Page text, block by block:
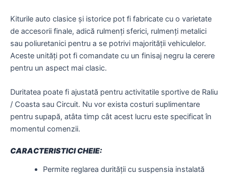
Kiturile auto clasice și istorice pot fi fabricate cu o varietate
de accesorii finale, adică rulmenți sferici, rulmenți metalici
sau poliuretanici pentru a se potrivi majorității vehiculelor.
Aceste unități pot fi comandate cu un finisaj negru la cerere
pentru un aspect mai clasic.
Duritatea poate fi ajustată pentru activitatile sportive de Raliu
/ Coasta sau Circuit. Nu vor exista costuri suplimentare
pentru supapă, atâta timp cât acest lucru este specificat în
momentul comenzii.
CARACTERISTICI CHEIE:
Permite reglarea durității cu suspensia instalată